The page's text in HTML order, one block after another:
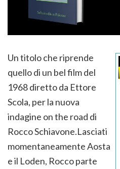
Un titolo che riprende
quello di un bel film del
1968 diretto da Ettore
Scola, per la nuova
indagine on the road di
Rocco Schiavone.Lasciati
momentaneamente Aosta
e il Loden, Rocco parte